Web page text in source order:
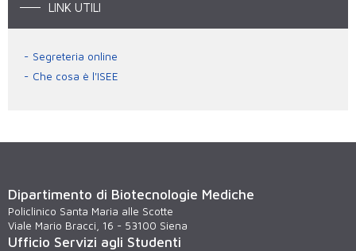
LINK UTILI
Segreteria online
Che cosa è l'ISEE
Dipartimento di Biotecnologie Mediche
Policlinico Santa Maria alle Scotte
Viale Mario Bracci, 16 - 53100 Siena
Ufficio Servizi agli Studenti